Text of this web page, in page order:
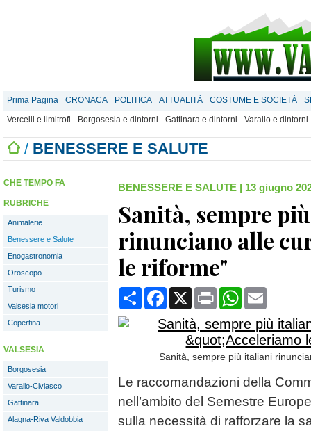
Prima Pagina CRONACA POLITICA ATTUALITÀ COSTUME E SOCIETÀ
Vercelli e limitrofi
Borgosesia e dintorni Gattinara e dintorni Varallo e dintorni
/ BENESSERE E SALUTE
CHE TEMPO FA
RUBRICHE
Animalerie
Benessere e Salute
Enogastronomia
Oroscopo
Turismo
Valsesia motori
Copertina
VALSESIA
Borgosesia
Varallo-Civiasco
Gattinara
Alagna-Riva Valdobbia
BENESSERE E SALUTE | 13 giugno
Sanità, sempre
rinunciano alle
le riforme"
CondividiFacebook
X Print WhatsApp
Sanità, sempre più italiani
Le raccomandazioni della
nell’ambito del Semestre
sulla necessità di rafforzare la